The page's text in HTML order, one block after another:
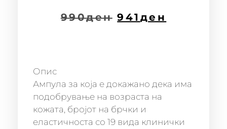
990ден 941 ден
Опис
Ампула за која е докажано дека има
подобрување на возраста на
кожата, бројот на брчки и
еластичноста со 19 вида клинички